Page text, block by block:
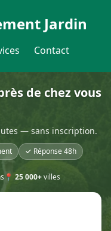
Jardin
Contact
de chez vous
— sans inscription.
✓ Réponse 48h
📍 25 000+villes